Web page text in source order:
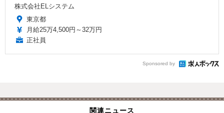
株式会社ELシステム
東京都
月給25万4,500円～32万円
正社員
Sponsored by
関連ニュース